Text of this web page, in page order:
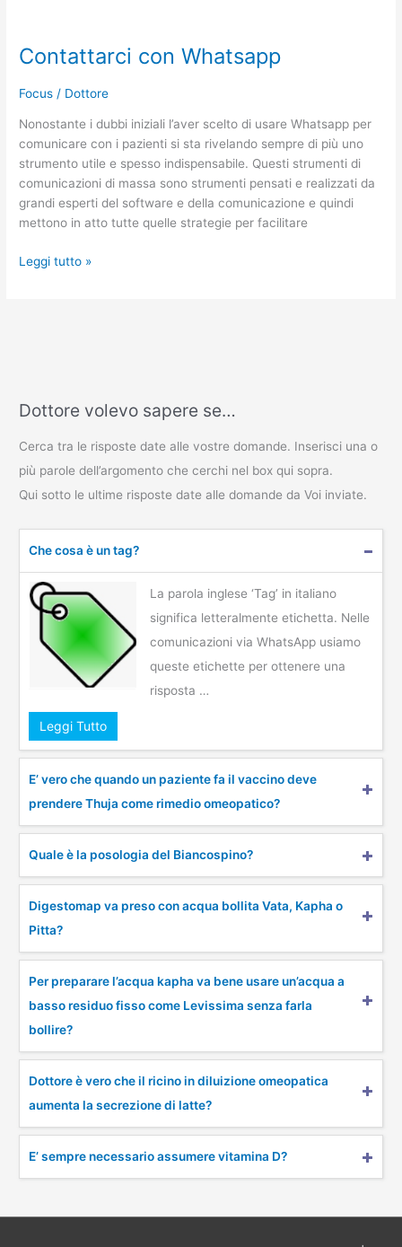
Contattarci con Whatsapp
Focus / Dottore
Nonostante i dubbi iniziali l’aver scelto di usare Whatsapp per
comunicare con i pazienti si sta rivelando sempre di più uno
strumento utile e spesso indispensabile. Questi strumenti di
comunicazioni di massa sono strumenti pensati e realizzati da
grandi esperti del software e della comunicazione e quindi
mettono in atto tutte quelle strategie per facilitare
Leggi tutto »
Dottore volevo sapere se…
Cerca tra le risposte date alle vostre domande. Inserisci una o
più parole dell’argomento che cerchi nel box qui sopra.
Qui sotto le ultime risposte date alle domande da Voi inviate.
Che cosa è un tag?
La parola inglese ‘Tag’ in italiano
significa letteralmente etichetta. Nelle
comunicazioni via WhatsApp usiamo
queste etichette per ottenere una
risposta …
Leggi Tutto
E’ vero che quando un paziente fa il vaccino deve
prendere Thuja come rimedio omeopatico?
Quale è la posologia del Biancospino?
Digestomap va preso con acqua bollita Vata, Kapha o
Pitta?
Per preparare l’acqua kapha va bene usare un’acqua a
basso residuo fisso come Levissima senza farla
bollire?
Dottore è vero che il ricino in diluizione omeopatica
aumenta la secrezione di latte?
E’ sempre necessario assumere vitamina D?